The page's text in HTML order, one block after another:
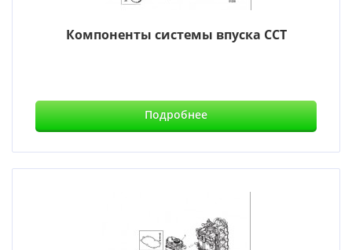
Компоненты системы впуска CCT
Подробнее